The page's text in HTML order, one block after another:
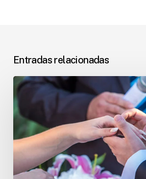
Entradas relacionadas
Tendencias
las
bodas
en
2020
que
debéis